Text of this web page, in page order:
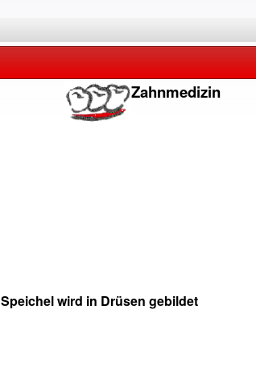
Zahnmedizin
Speichel wird in Drüsen gebildet